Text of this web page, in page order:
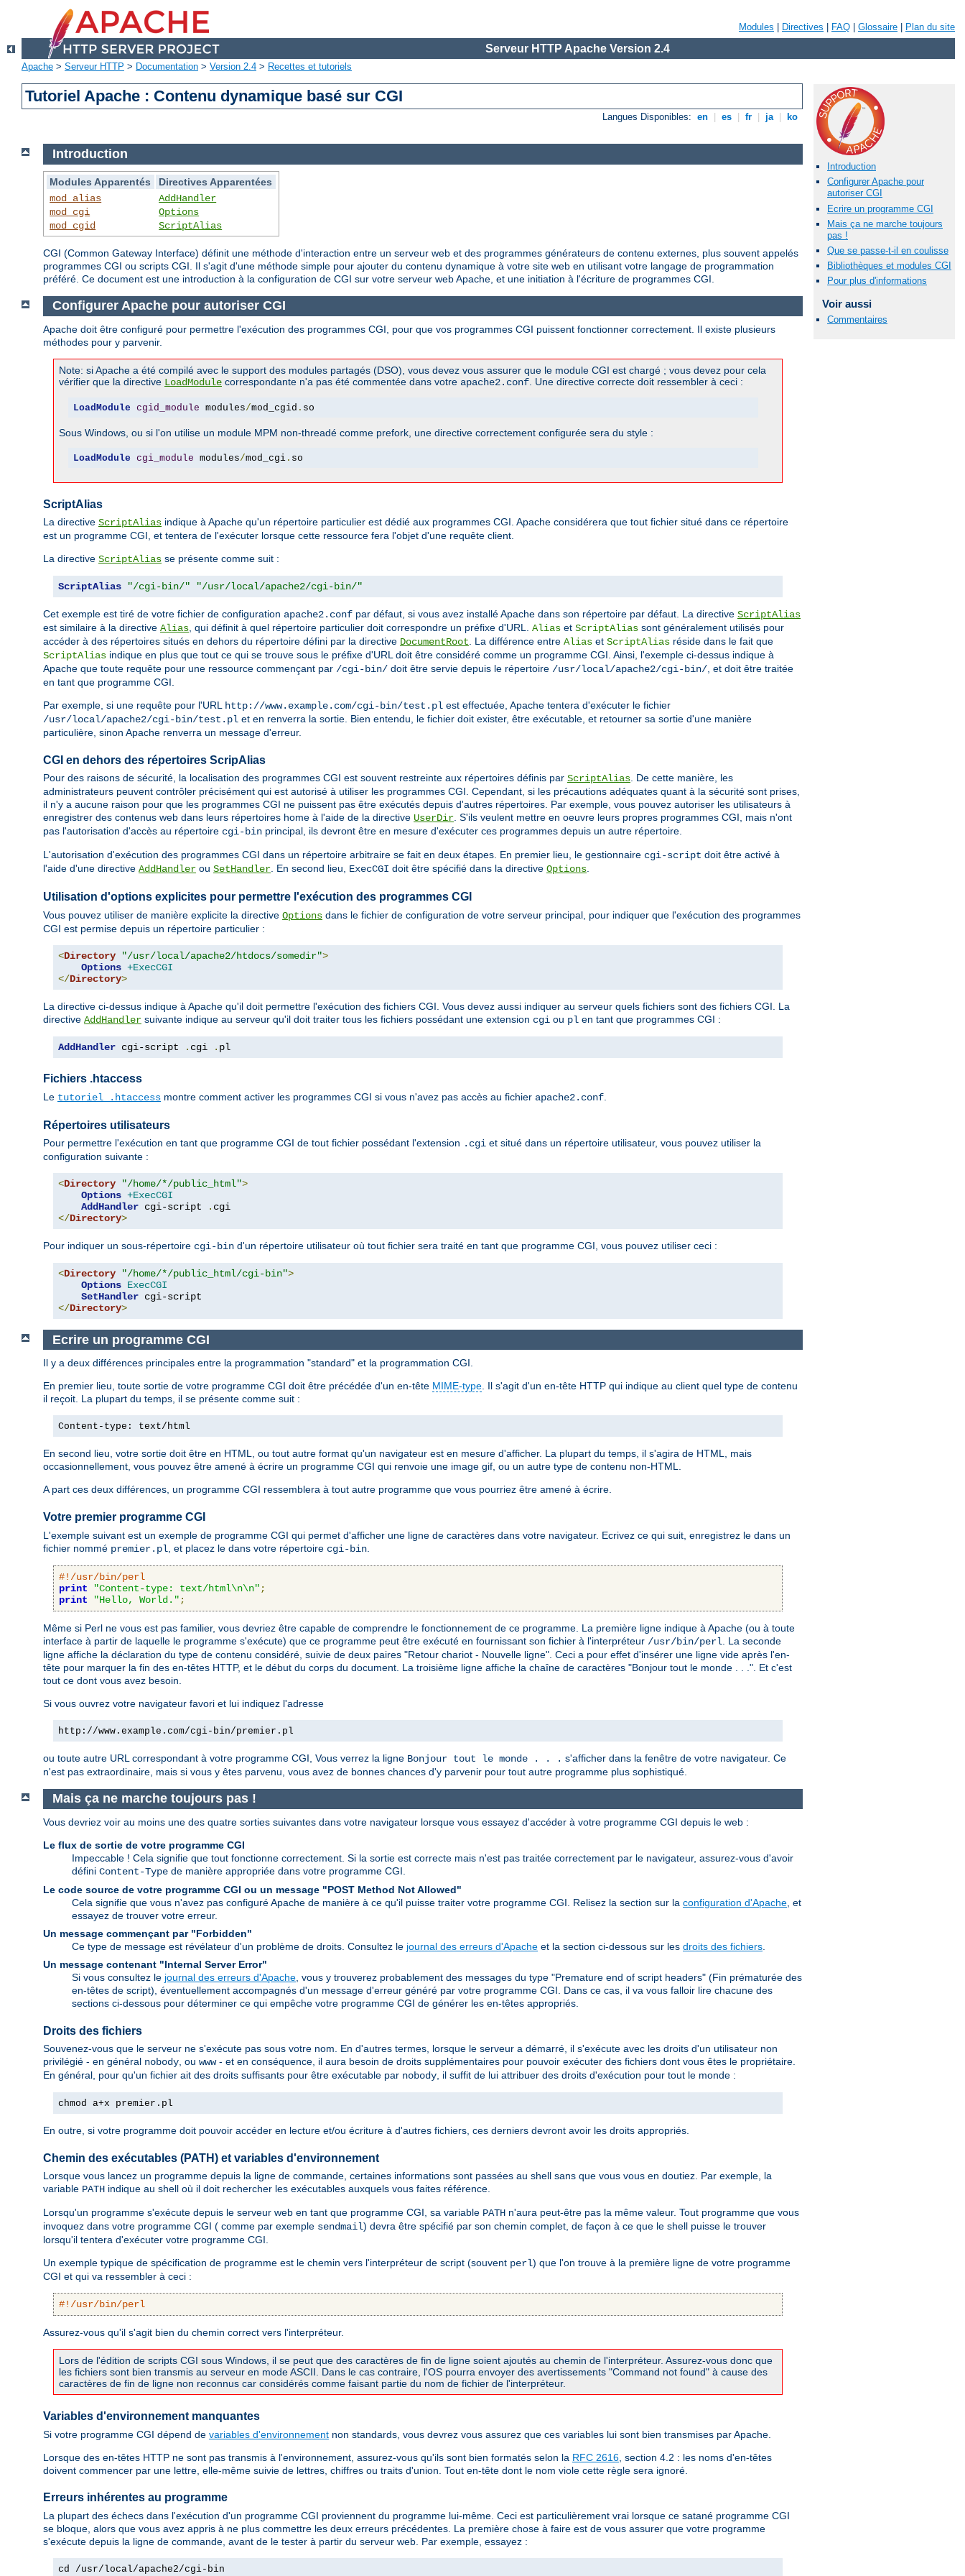
Modules Directives FAQ Glossaire Plan du site
Serveur HTTP Apache Version 2.4
Apache > Serveur HTTP > Documentation > Version 2.4 > Recettes et tutoriels
Tutoriel Apache : Contenu dynamique basé sur CGI
Langues Disponibles: en es fr ja ko
Introduction
Configurer Apache pour
autoriser CGI
Ecrire un programme CGI
Mais ça ne marche toujours
pas !
Que se passe-t-il en coulisse
Bibliothèques et modules CGI
Pour plus d'informations
Voir aussi
Commentaires
Introduction
Modules Apparentés
Directives Apparentées
mod_alias
mod_cgi
mod_cgid
AddHandler
Options
ScriptAlias
CGI (Common Gateway Interface) définit une méthode d'interaction entre un serveur web et des programmes générateurs de contenu externes, plus souvent appelés
programmes CGI ou scripts CGI. Il s'agit d'une méthode simple pour ajouter du contenu dynamique à votre site web en utilisant votre langage de programmation
préféré. Ce document est une introduction à la configuration de CGI sur votre serveur web Apache, et une initiation à l'écriture de programmes CGI.
Configurer Apache pour autoriser CGI
Apache doit être configuré pour permettre l'exécution des programmes CGI, pour que vos programmes CGI puissent fonctionner correctement. Il existe plusieurs
méthodes pour y parvenir.
Note: si Apache a été compilé avec le support des modules partagés (DSO), vous devez vous assurer que le module CGI est chargé ; vous devez pour cela
vérifier que la directive LoadModule correspondante n'a pas été commentée dans votre apache2.conf . Une directive correcte doit ressembler à ceci :
LoadModule cgid_module modules/mod_cgid . so
Sous Windows, ou si l'on utilise un module MPM non-threadé comme prefork, une directive correctement configurée sera du style :
LoadModule cgi_module modules/mod_cgi. so
ScriptAlias
La directive ScriptAlias indique à Apache qu'un répertoire particulier est dédié aux programmes CGI. Apache considérera que tout fichier situé dans ce répertoire
est un programme CGI, et tentera de l'exécuter lorsque cette ressource fera l'objet d'une requête client.
La directive ScriptAlias se présente comme suit :
ScriptAlias "/cgi-bin/" "/usr/local/apache2/cgi-bin/"
Cet exemple est tiré de votre fichier de configuration apache2.conf par défaut, si vous avez installé Apache dans son répertoire par défaut. La directive ScriptAlias
est similaire à la directive Alias, qui définit à quel répertoire particulier doit correspondre un préfixe d'URL. Alias et ScriptAlias sont généralement utilisés pour
accéder à des répertoires situés en dehors du répertoire défini par la directive DocumentRoot. La différence entre Alias et ScriptAlias réside dans le fait que
ScriptAlias indique en plus que tout ce qui se trouve sous le préfixe d'URL doit être considéré comme un programme CGI. Ainsi, l'exemple ci-dessus indique à
Apache que toute requête pour une ressource commençant par /cgi-bin/ doit être servie depuis le répertoire /usr/local/apache2/cgi-bin/, et doit être traitée
en tant que programme CGI.
Par exemple, si une requête pour l'URL http://www.example.com/cgi-bin/test.pl est effectuée, Apache tentera d'exécuter le fichier
/usr/local/apache2/cgi-bin/test.pl et en renverra la sortie. Bien entendu, le fichier doit exister, être exécutable, et retourner sa sortie d'une manière
particulière, sinon Apache renverra un message d'erreur.
CGI en dehors des répertoires ScripAlias
Pour des raisons de sécurité, la localisation des programmes CGI est souvent restreinte aux répertoires définis par ScriptAlias. De cette manière, les
administrateurs peuvent contrôler précisément qui est autorisé à utiliser les programmes CGI. Cependant, si les précautions adéquates quant à la sécurité sont prises,
il n'y a aucune raison pour que les programmes CGI ne puissent pas être exécutés depuis d'autres répertoires. Par exemple, vous pouvez autoriser les utilisateurs à
enregistrer des contenus web dans leurs répertoires home à l'aide de la directive UserDir. S'ils veulent mettre en oeuvre leurs propres programmes CGI, mais n'ont
pas l'autorisation d'accès au répertoire cgi-bin principal, ils devront être en mesure d'exécuter ces programmes depuis un autre répertoire.
L'autorisation d'exécution des programmes CGI dans un répertoire arbitraire se fait en deux étapes. En premier lieu, le gestionnaire cgi-script doit être activé à
l'aide d'une directive AddHandler ou SetHandler. En second lieu, ExecCGI doit être spécifié dans la directive Options.
Utilisation d'options explicites pour permettre l'exécution des programmes CGI
Vous pouvez utiliser de manière explicite la directive Options dans le fichier de configuration de votre serveur principal, pour indiquer que l'exécution des programmes
CGI est permise depuis un répertoire particulier :
<Directory "/usr/local/apache2/htdocs/somedir">
Options +ExecCGI
</Directory>
La directive ci-dessus indique à Apache qu'il doit permettre l'exécution des fichiers CGI. Vous devez aussi indiquer au serveur quels fichiers sont des fichiers CGI. La
directive AddHandler suivante indique au serveur qu'il doit traiter tous les fichiers possédant une extension cgi ou pl en tant que programmes CGI :
AddHandler cgi-script . cgi . pl
Fichiers .htaccess
Le tutoriel .htaccess montre comment activer les programmes CGI si vous n'avez pas accès au fichier apache2.conf
Répertoires utilisateurs
Pour permettre l'exécution en tant que programme CGI de tout fichier possédant l'extension .cgi et situé dans un répertoire utilisateur, vous pouvez utiliser la
configuration suivante :
<Directory "/home/*/public_html">
Options +ExecCGI
AddHandler cgi-script .
</Directory>
Pour indiquer un sous-répertoire cgi-bin d'un répertoire utilisateur où tout fichier sera traité en tant que programme CGI, vous pouvez utiliser ceci :
<Directory "/home/*/public_html/cgi-bin">
Options ExecCGI
SetHandler
</Directory>
Ecrire un programme CGI
Il y a deux différences principales entre la programmation "standard" et la programmation CGI.
En premier lieu, toute sortie de votre programme CGI doit être précédée d'un en-tête MIME-type. Il s'agit d'un en-tête HTTP qui indique au client quel type de contenu
il reçoit. La plupart du temps, il se présente comme suit :
Content-type: text/html
En second lieu, votre sortie doit être en HTML, ou tout autre format qu'un navigateur est en mesure d'afficher. La plupart du temps, il s'agira de HTML, mais
occasionnellement, vous pouvez être amené à écrire un programme CGI qui renvoie une image gif, ou un autre type de contenu non-HTML.
A part ces deux différences, un programme CGI ressemblera à tout autre programme que vous pourriez être amené à écrire.
Votre premier programme CGI
L'exemple suivant est un exemple de programme CGI qui permet d'afficher une ligne de caractères dans votre navigateur. Ecrivez ce qui suit, enregistrez le dans un
fichier nommé premier.pl , et placez le dans votre répertoire cgi-bin
#!/usr/bin/perl
print
"Content-type: text/html\n\n" ;
print
"Hello, World." ;
Même si Perl ne vous est pas familier, vous devriez être capable de comprendre le fonctionnement de ce programme. La première ligne indique à Apache (ou à toute
interface à partir de laquelle le programme s'exécute) que ce programme peut être exécuté en fournissant son fichier à l'interpréteur /usr/bin/perl . La seconde
ligne affiche la déclaration du type de contenu considéré, suivie de deux paires "Retour chariot - Nouvelle ligne". Ceci a pour effet d'insérer une ligne vide après l'en-
tête pour marquer la fin des en-têtes HTTP, et le début du corps du document. La troisième ligne affiche la chaîne de caractères "Bonjour tout le monde . . .". Et c'est
tout ce dont vous avez besoin.
Si vous ouvrez votre navigateur favori et lui indiquez l'adresse
http://www.example.com/cgi-bin/premier.pl
ou toute autre URL correspondant à votre programme CGI, Vous verrez la ligne Bonjour tout le monde . . . s'afficher dans la fenêtre de votre navigateur. Ce
n'est pas extraordinaire, mais si vous y êtes parvenu, vous avez de bonnes chances d'y parvenir pour tout autre programme plus sophistiqué.
Mais ça ne marche toujours pas !
Vous devriez voir au moins une des quatre sorties suivantes dans votre navigateur lorsque vous essayez d'accéder à votre programme CGI depuis le web :
Le flux de sortie de votre programme CGI
Impeccable ! Cela signifie que tout fonctionne correctement. Si la sortie est correcte mais n'est pas traitée correctement par le navigateur, assurez-vous d'avoir
défini Content-Type de manière appropriée dans votre programme CGI.
Le code source de votre programme CGI ou un message "POST Method Not Allowed"
Cela signifie que vous n'avez pas configuré Apache de manière à ce qu'il puisse traiter votre programme CGI. Relisez la section sur la configuration d'Apache , et
essayez de trouver votre erreur.
Un message commençant par "Forbidden"
Ce type de message est révélateur d'un problème de droits. Consultez le journal des erreurs d'Apache et la section ci-dessous sur les droits des fichiers
Un message contenant "Internal Server Error"
Si vous consultez le journal des erreurs d'Apache , vous y trouverez probablement des messages du type "Premature end of script headers" (Fin prématurée des
en-têtes de script), éventuellement accompagnés d'un message d'erreur généré par votre programme CGI. Dans ce cas, il va vous falloir lire chacune des
sections ci-dessous pour déterminer ce qui empêche votre programme CGI de générer les en-têtes appropriés.
Droits des fichiers
Souvenez-vous que le serveur ne s'exécute pas sous votre nom. En d'autres termes, lorsque le serveur a démarré, il s'exécute avec les droits d'un utilisateur non
privilégié - en général nobody , ou www- et en conséquence, il aura besoin de droits supplémentaires pour pouvoir exécuter des fichiers dont vous êtes le propriétaire.
En général, pour qu'un fichier ait des droits suffisants pour être exécutable par nobody , il suffit de lui attribuer des droits d'exécution pour tout le monde :
chmod a+x premier.pl
En outre, si votre programme doit pouvoir accéder en lecture et/ou écriture à d'autres fichiers, ces derniers devront avoir les droits appropriés.
Chemin des exécutables (PATH) et variables d'environnement
Lorsque vous lancez un programme depuis la ligne de commande, certaines informations sont passées au shell sans que vous vous en doutiez. Par exemple, la
variable PATH indique au shell où il doit rechercher les exécutables auxquels vous faites référence.
Lorsqu'un programme s'exécute depuis le serveur web en tant que programme CGI, sa variable PATH n'aura peut-être pas la même valeur. Tout programme que vous
invoquez dans votre programme CGI ( comme par exemple sendmail) devra être spécifié par son chemin complet, de façon à ce que le shell puisse le trouver
lorsqu'il tentera d'exécuter votre programme CGI.
Un exemple typique de spécification de programme est le chemin vers l'interpréteur de script (souvent perl) que l'on trouve à la première ligne de votre programme
CGI et qui va ressembler à ceci :
#!/usr/bin/perl
Assurez-vous qu'il s'agit bien du chemin correct vers l'interpréteur.
Lors de l'édition de scripts CGI sous Windows, il se peut que des caractères de fin de ligne soient ajoutés au chemin de l'interpréteur. Assurez-vous donc que
les fichiers sont bien transmis au serveur en mode ASCII. Dans le cas contraire, l'OS pourra envoyer des avertissements "Command not found" à cause des
caractères de fin de ligne non reconnus car considérés comme faisant partie du nom de fichier de l'interpréteur.
Variables d'environnement manquantes
Si votre programme CGI dépend de variables d'environnement non standards, vous devrez vous assurez que ces variables lui sont bien transmises par Apache.
Lorsque des en-têtes HTTP ne sont pas transmis à l'environnement, assurez-vous qu'ils sont bien formatés selon la RFC 2616 , section 4.2 : les noms d'en-têtes
doivent commencer par une lettre, elle-même suivie de lettres, chiffres ou traits d'union. Tout en-tête dont le nom viole cette règle sera ignoré.
Erreurs inhérentes au programme
La plupart des échecs dans l'exécution d'un programme CGI proviennent du programme lui-même. Ceci est particulièrement vrai lorsque ce satané programme CGI
se bloque, alors que vous avez appris à ne plus commettre les deux erreurs précédentes. La première chose à faire est de vous assurer que votre programme
s'exécute depuis la ligne de commande, avant de le tester à partir du serveur web. Par exemple, essayez :
cd /usr/local/apache2/cgi-bin